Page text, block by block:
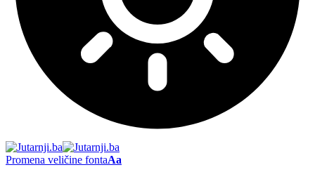
Promena veličine fontaAa